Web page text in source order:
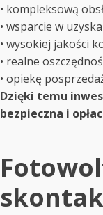
• kompleksową
• wsparcie w
• wysokiej jakości
• realne
• opiekę
Dzięki temu
bezpieczna i